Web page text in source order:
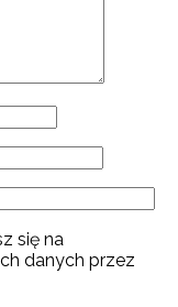
się na
danych przez